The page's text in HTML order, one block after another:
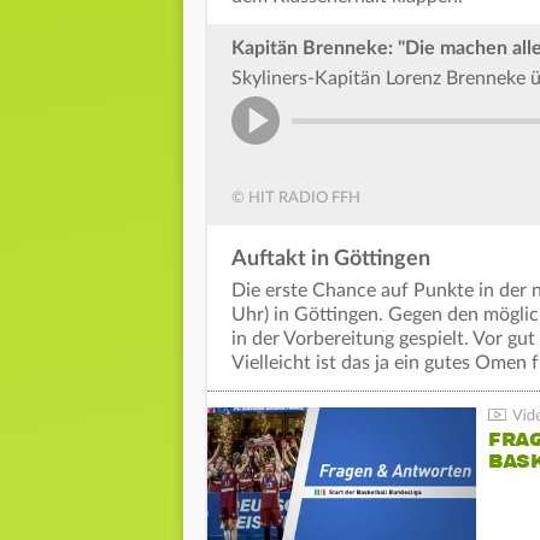
Kapitän Brenneke: "Die machen
Skyliners-Kapitän Lorenz Brenneke
© HIT RADIO FFH
Auftakt in Göttingen
Die erste Chance auf Punkte in der
Uhr) in Göttingen. Gegen den
in der Vorbereitung gespielt. Vor
Vielleicht ist das ja ein gutes Omen